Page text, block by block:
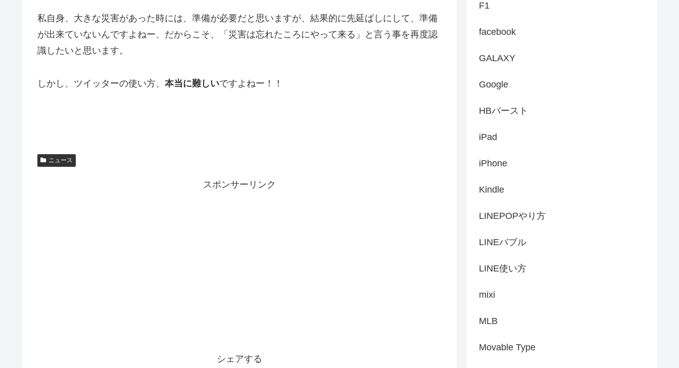
私自身、大きな災害があった時には、準備が必要だと思いますが、結果的に先延ばしにして、準備
が出来ていないんですよねー、だからこそ、「災害は忘れたころにやって来る」と言う事を再度認
識したいと思います。
しかし、ツイッターの使い方、 本当に難しいですよねー！！
ニュース
スポンサーリンク
シェアする
F1
facebook
GALAXY
Google
HBバースト
iPad
iPhone
Kindle
LINEPOPやり方
LINEバブル
LINE使い方
mixi
MLB
Movable Type